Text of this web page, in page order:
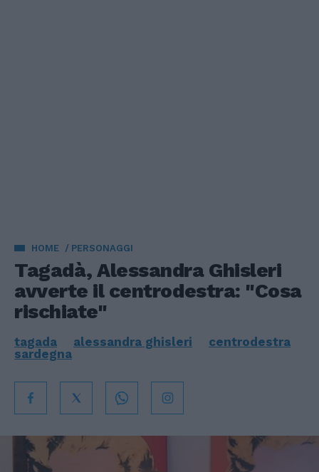
HOME PERSONAGGI
Tagadà, Alessandra Ghisleri
avverte il centrodestra: "Cosa
rischiate"
tagada alessandra ghisleri
centrodestra
sardegna